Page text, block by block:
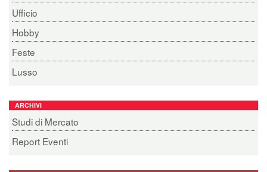
Ufficio
Hobby
Feste
Lusso
ARCHIVI
Studi di Mercato
Report Eventi